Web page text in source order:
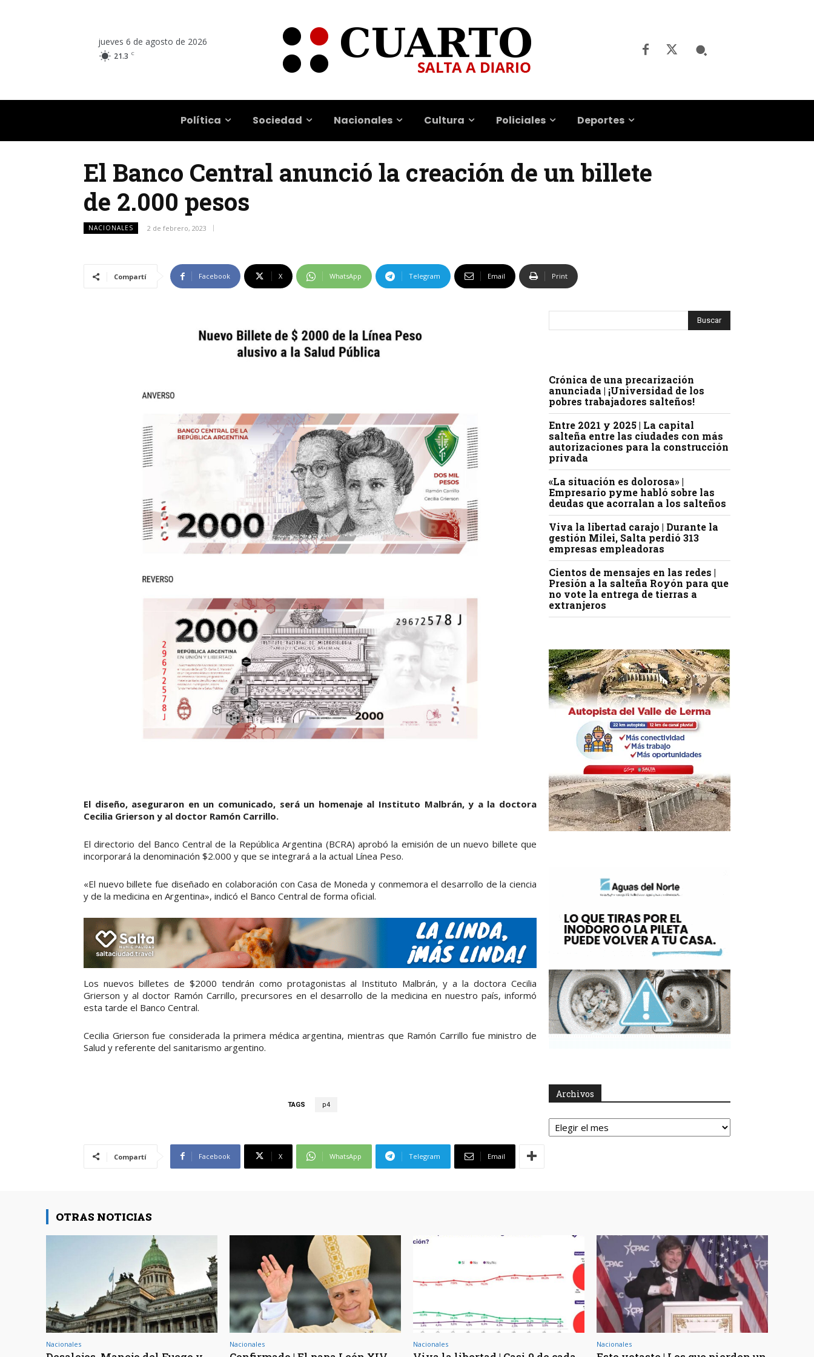
jueves 6 de agosto de 2026
21.3 C
Política Sociedad Nacionales Cultura Policiales Deportes
El Banco Central anunció la creación de un billete
de 2.000 pesos
NACIONALES 2 de febrero, 2023
Compartí Facebook X WhatsApp Telegram Email Print
El diseño, aseguraron en un comunicado, será un homenaje al Instituto Malbrán, y a la doctora
Cecilia Grierson y al doctor Ramón Carrillo.
El directorio del Banco Central de la República Argentina (BCRA) aprobó la emisión de un nuevo billete que
incorporará la denominación $2.000 y que se integrará a la actual Línea Peso.
«El nuevo billete fue diseñado en colaboración con Casa de Moneda y conmemora el desarrollo de la ciencia
y de la medicina en Argentina», indicó el Banco Central de forma oficial.
Los nuevos billetes de $2000 tendrán como protagonistas al Instituto Malbrán, y a la doctora Cecilia
Grierson y al doctor Ramón Carrillo, precursores en el desarrollo de la medicina en nuestro país, informó
esta tarde el Banco Central.
Cecilia Grierson fue considerada la primera médica argentina, mientras que Ramón Carrillo fue ministro de
Salud y referente del sanitarismo argentino.
TAGS p4
Compartí Facebook X WhatsApp Telegram Email
Crónica de una precarización
anunciada | ¡Universidad de los
pobres trabajadores salteños!
Entre 2021 y 2025 | La capital
salteña entre las ciudades con más
autorizaciones para la construcción
privada
«La situación es dolorosa» |
Empresario pyme habló sobre las
deudas que acorralan a los salteños
Viva la libertad carajo | Durante la
gestión Milei, Salta perdió 313
empresas empleadoras
Cientos de mensajes en las redes |
Presión a la salteña Royón para que
no vote la entrega de tierras a
extranjeros
Archivos
Archivos
OTRAS NOTICIAS
Nacionales Nacionales Nacionales Nacionales